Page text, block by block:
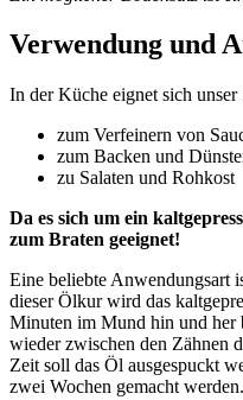
Verwendung und
In der Küche eignet sich
zum Verfeinern von
zum Backen und
zu Salaten und Rohkost
Da es sich um ein
zum Braten geeignet!
Eine beliebte Anwendungsart
dieser Ölkur wird das
Minuten im Mund hin und her
wieder zwischen den Zähnen
Zeit soll das Öl ausgespuckt
zwei Wochen gemacht werden.